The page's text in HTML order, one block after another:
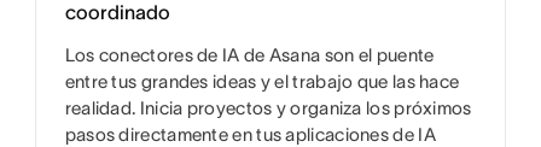
coordinado
Los conectores de IA de Asana son el puente
entre tus grandes ideas y el trabajo que las hace
realidad. Inicia proyectos y organiza los próximos
pasos directamente en tus aplicaciones de IA